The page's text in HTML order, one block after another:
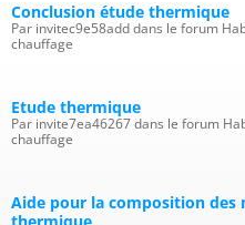
Conclusion étude thermique
Par invitec9e58add dans le forum
chauffage
Etude thermique
Par invite7ea46267 dans le forum
chauffage
Aide pour la composition des